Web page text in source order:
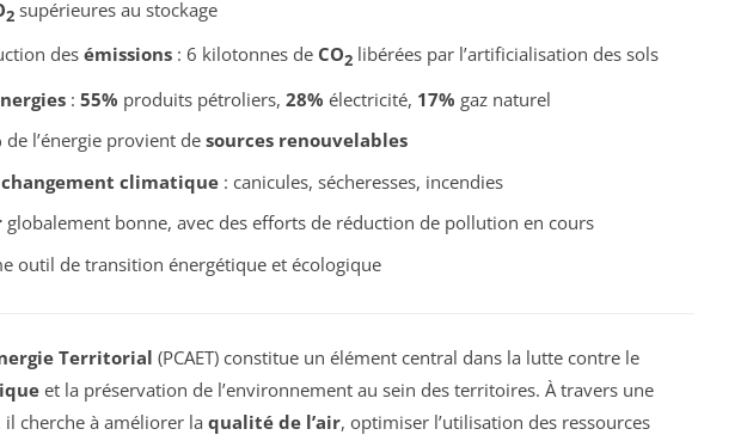
2supérieures au stockage
des émissions: 6 kilotonnes de CO2libérées par l’artificialisation des sols
: 55% produits pétroliers, 28% électricité, 17% gaz naturel
de l’énergie provient de sources renouvelables
changement climatique: canicules, sécheresses, incendies
globalement bonne, avec des efforts de réduction de pollution en cours
outil de transition énergétique et écologique
Territorial (PCAET) constitue un élément central dans la lutte contre le
et la préservation de l’environnement au sein des territoires. À travers une
cherche à améliorer la qualité de l’air, optimiser l’utilisation des ressources